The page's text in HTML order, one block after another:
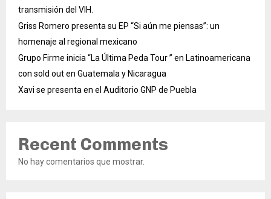
transmisión del VIH.
Griss Romero presenta su EP “Si aún me piensas”: un
homenaje al regional mexicano
Grupo Firme inicia “La Última Peda Tour ” en Latinoamericana
con sold out en Guatemala y Nicaragua
Xavi se presenta en el Auditorio GNP de Puebla
Recent Comments
No hay comentarios que mostrar.